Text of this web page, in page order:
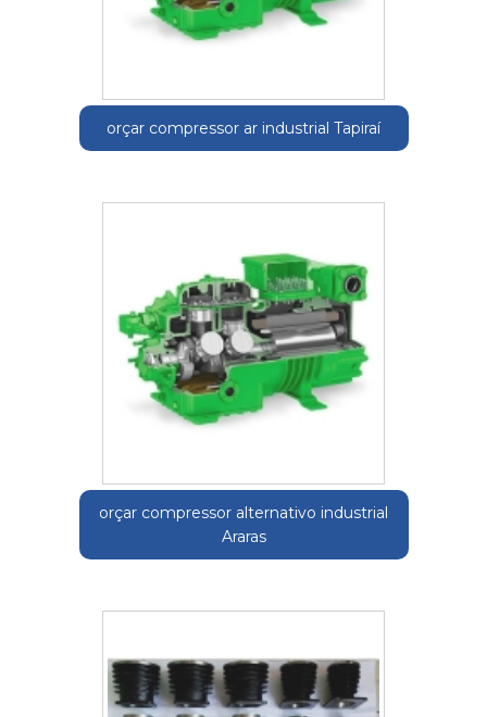
orçar compressor ar industrial Tapiraí
orçar compressor alternativo industrial
Araras